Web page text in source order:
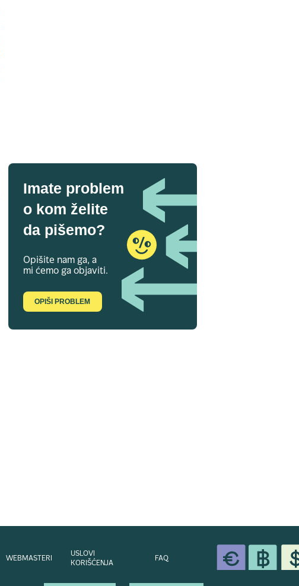
Imate problem
o kom želite
da pišemo?
Opišite nam ga, a
mi ćemo ga objaviti.
OPIŠI PROBLEM
WEBMASTERI
USLOVI
KORIŠĆENJA
FAQ